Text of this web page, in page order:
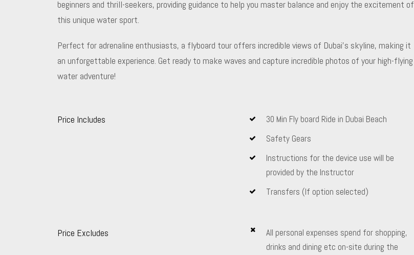
beginners and thrill-seekers, providing guidance to help you master balance and enjoy the excitement of
this unique water sport.
Perfect for adrenaline enthusiasts, a flyboard tour offers incredible views of Dubai’s skyline, making it
an unforgettable experience. Get ready to make waves and capture incredible photos of your high-flying
water adventure!
Price Includes
30 Min Fly board Ride in Dubai Beach
Safety Gears
Instructions for the device use will be
provided by the Instructor
Transfers (If option selected)
Price Excludes
All personal expenses spend for shopping,
drinks and dining etc on-site during the